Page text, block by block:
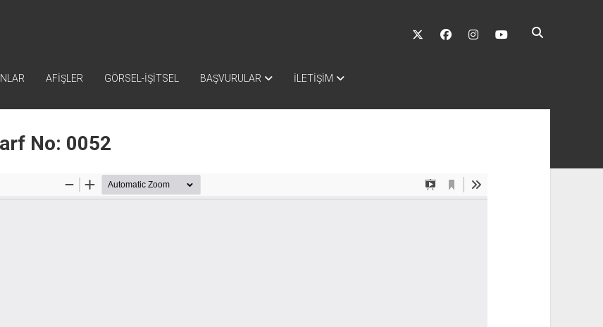
twitter facebookinstagramyoutube
AFİŞLER GÖRSEL-İŞİTSEL BAŞVURULAR İLETİŞİM
No: 0052